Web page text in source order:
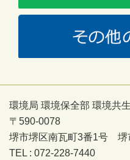
環境局 環境保全部 環境共
〒590-0078
堺市堺区南瓦町3番1号 堺
TEL : 072-228-7440